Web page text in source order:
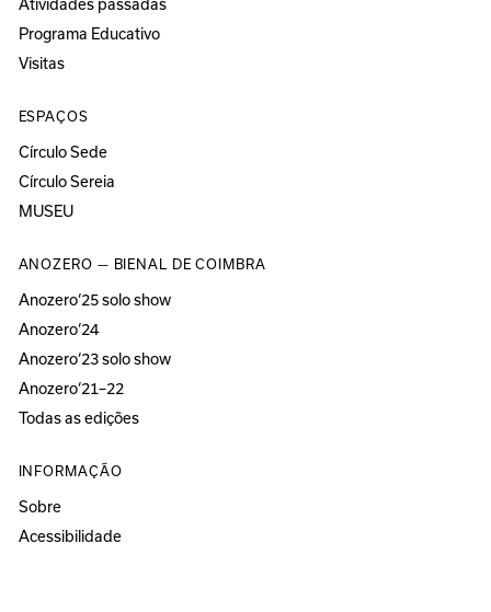
Atividades passadas
Programa Educativo
Visitas
ESPAÇOS
Círculo Sede
Círculo Sereia
MUSEU
ANOZERO — BIENAL DE COIMBRA
Anozero‘25 solo show
Anozero‘24
Anozero‘23 solo show
Anozero‘21–22
Todas as edições
INFORMAÇÃO
Sobre
Acessibilidade